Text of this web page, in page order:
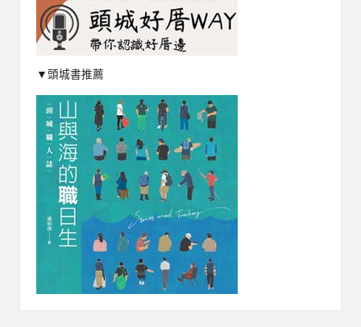
▼頭城書推薦